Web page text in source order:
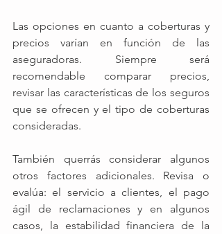
Las opciones en cuanto a coberturas y
precios varían en función de las
aseguradoras. Siempre será
recomendable comparar precios,
revisar las características de los seguros
que se ofrecen y el tipo de coberturas
consideradas.
También querrás considerar algunos
otros factores adicionales. Revisa o
evalúa: el servicio a clientes, el pago
ágil de reclamaciones y en algunos
casos, la estabilidad financiera de la